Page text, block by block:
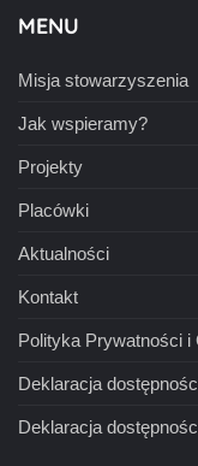
MENU
Misja stowarzyszenia
Jak wspieramy?
Projekty
Placówki
Aktualności
Kontakt
Polityka Prywatności i
Deklaracja
Deklaracja